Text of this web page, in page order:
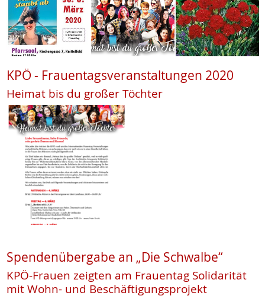
KPÖ - Frauentagsveranstaltungen 2020
Heimat bis du großer Töchter
Spendenübergabe an „Die Schwalbe“
KPÖ-Frauen zeigten am Frauentag Solidarität
mit Wohn- und Beschäftigungsprojekt